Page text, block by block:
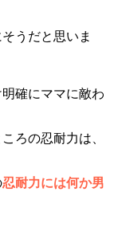
うだと思いま
確にママに敵わ
ろの忍耐力は、
忍耐力には何か男